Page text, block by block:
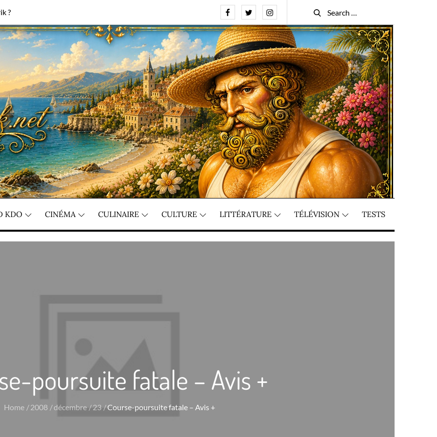
? FacebookTwitterInstagram
Search
for:
Search
KDO CINÉMA CULINAIRE CULTURE LITTÉRATURE TÉLÉVISION TESTS
poursuite fatale – Avis +
Home 2008 décembre 23 Course-poursuite fatale – Avis +